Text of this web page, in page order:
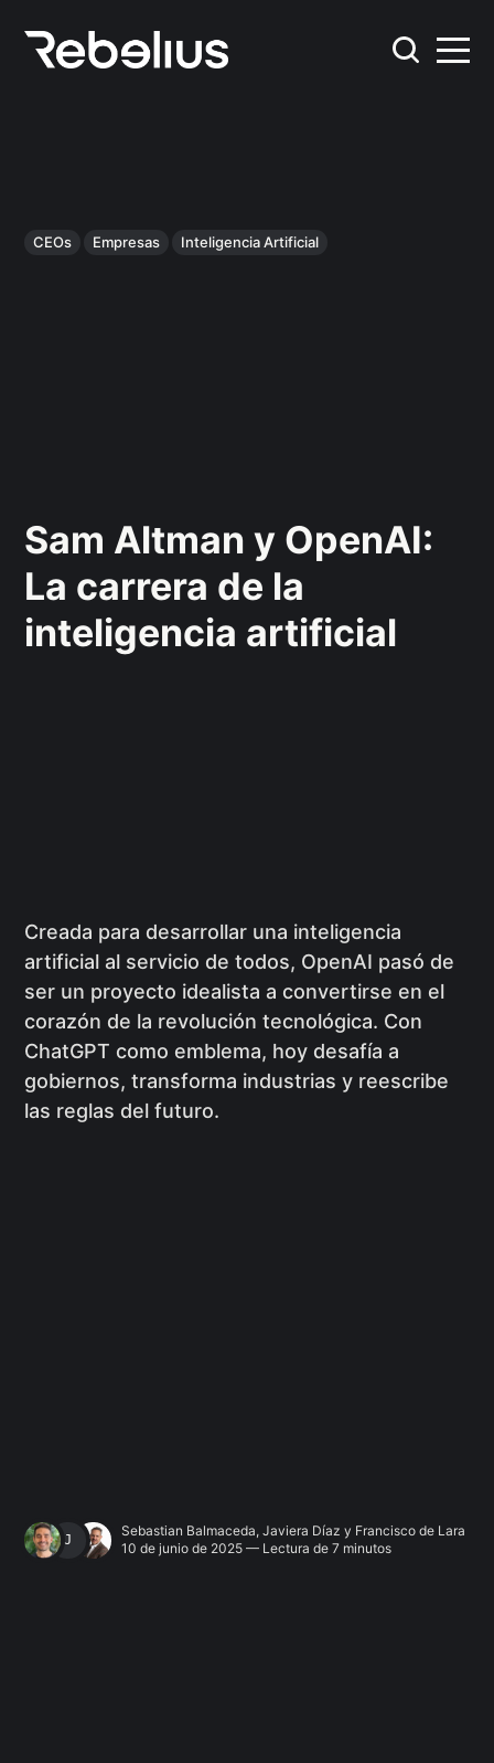
CEOs Empresas Inteligencia Artificial
Sam Altman y OpenAI:
La carrera de la
inteligencia artificial
Creada para desarrollar una inteligencia
artificial al servicio de todos, OpenAI pasó de
ser un proyecto idealista a convertirse en el
corazón de la revolución tecnológica. Con
ChatGPT como emblema, hoy desafía a
gobiernos, transforma industrias y reescribe
las reglas del futuro.
JAVIERA DÍAZ
Sebastian Balmaceda,Javiera Díaz y Francisco de Lara
10 de junio de 2025 — Lectura de 7 minutos